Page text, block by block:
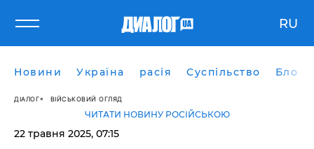
RU
Новини Україна расія Суспільство Блоги
ДІАЛОГ ВІЙСЬКОВИЙ ОГЛЯД
ЧИТАТИ НОВИНУ РОСІЙСЬКОЮ
22 травня 2025, 07:15